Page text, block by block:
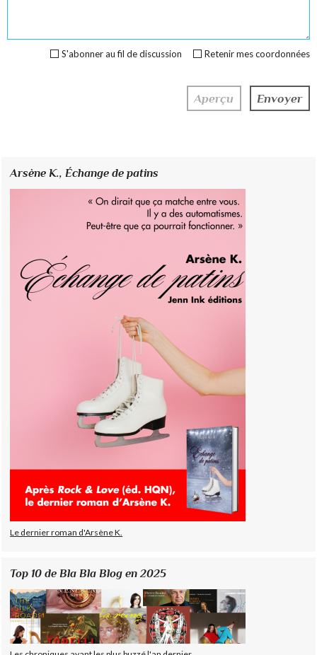
Retenir mes coordonnées
S'abonner au fil de discussion
Arsène K.,Échange de patins
Le dernier roman d'Arsène K.
Top 10 de Bla Bla Blog en 2025